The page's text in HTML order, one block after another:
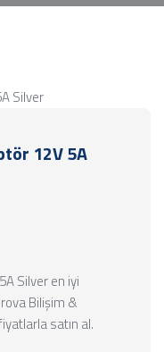
12V 5A
Silver en iyi
Bilişim &
satın al.